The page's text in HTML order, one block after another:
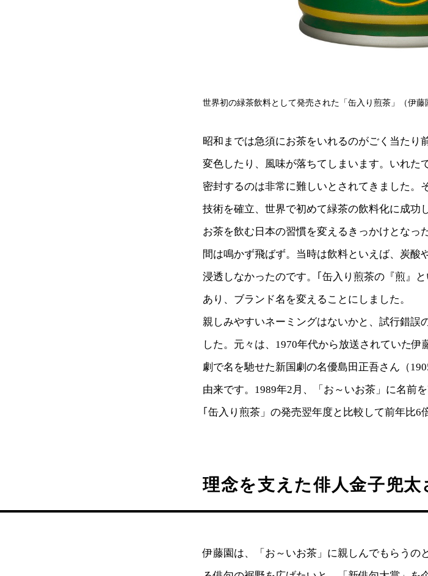
世界初の緑茶飲料として発売された「缶入り煎茶」（伊藤
昭和までは急須にお茶をいれるのがごく当たり
変色したり、風味が落ちてしまいます。いれた
密封するのは非常に難しいとされてきました。
技術を確立、世界で初めて緑茶の飲料化に成功
お茶を飲む日本の習慣を変えるきっかけとなっ
間は鳴かず飛ばず。当時は飲料といえば、炭酸
浸透しなかったのです。｢缶入り煎茶の『煎』
あり、ブランド名を変えることにしました。
親しみやすいネーミングはないかと、試行錯誤
した。元々は、1970年代から放送されていた
劇で名を馳せた新国劇の名優島田正吾さん（
由来です。1989年2月、「お～いお茶」に名前
｢缶入り煎茶」の発売翌年度と比較して前年比6
理念を支えた俳人金子兜太
伊藤園は、「お～いお茶」に親しんでもらうの